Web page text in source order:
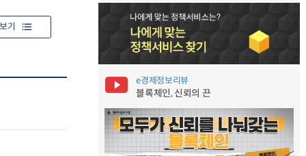
기
e경제정보리뷰
블록체인, 신뢰의 끈